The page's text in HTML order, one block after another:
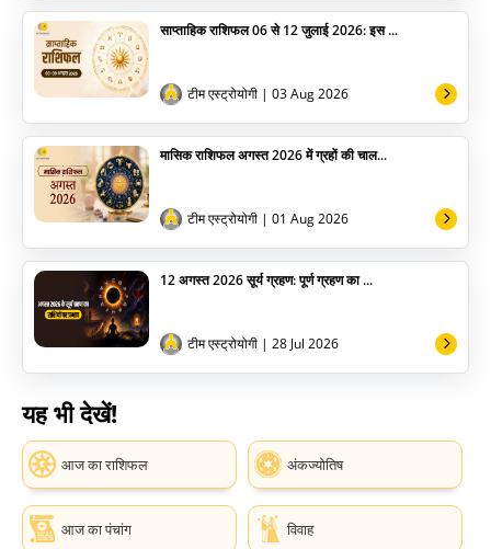
साप्ताहिक राशिफल 06 से 12 जुलाई 2026: इस ...
टीम एस्ट्रोयोगी | 03 Aug 2026
मासिक राशिफल अगस्त 2026 में ग्रहों की चाल...
टीम एस्ट्रोयोगी | 01 Aug 2026
12 अगस्त 2026 सूर्य ग्रहण: पूर्ण ग्रहण का ...
टीम एस्ट्रोयोगी | 28 Jul 2026
यह भी देखें!
आज का राशिफल अंकज्योतिष
आज का पंचांग विवाह